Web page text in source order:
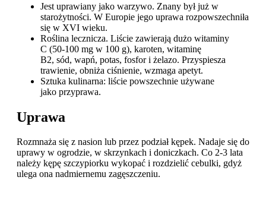
Jest uprawiany jako warzywo. Znany był już w
starożytności. W Europie jego uprawa rozpowszechniła
się w XVI wieku.
Roślina lecznicza. Liście zawierają dużo witaminy
C (50-100 mg w 100 g), karoten, witaminę
B2, sód, wapń, potas, fosfor i żelazo. Przyspiesza
trawienie, obniża ciśnienie, wzmaga apetyt.
Sztuka kulinarna: liście powszechnie używane
jako przyprawa.
Uprawa
Rozmnaża się z nasion lub przez podział kępek. Nadaje się do
uprawy w ogrodzie, w skrzynkach i doniczkach. Co 2-3 lata
należy kępę szczypiorku wykopać i rozdzielić cebulki, gdyż
ulega ona nadmiernemu zagęszczeniu.